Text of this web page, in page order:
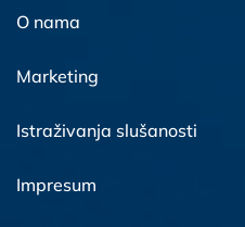
O nama
Marketing
Istraživanja slušanosti
Impresum